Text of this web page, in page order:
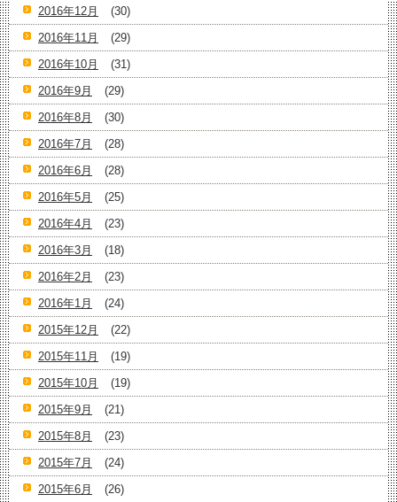
2016年12月
(30)
2016年11月
(29)
2016年10月
(31)
2016年9月
(29)
2016年8月
(30)
2016年7月
(28)
2016年6月
(28)
2016年5月
(25)
2016年4月
(23)
2016年3月
(18)
2016年2月
(23)
2016年1月
(24)
2015年12月
(22)
2015年11月
(19)
2015年10月
(19)
2015年9月
(21)
2015年8月
(23)
2015年7月
(24)
2015年6月
(26)